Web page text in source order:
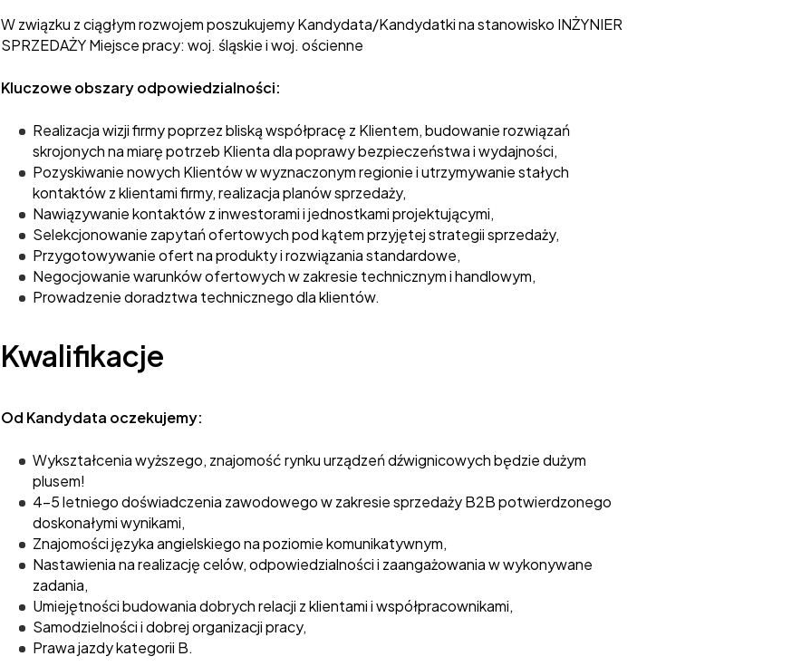
W związku z ciągłym rozwojem poszukujemy Kandydata/Kandydatki na stanowisko INŻYNIER
SPRZEDAŻY Miejsce pracy: woj. śląskie i woj. ościenne
Kluczowe obszary odpowiedzialności:
Realizacja wizji firmy poprzez bliską współpracę z Klientem, budowanie rozwiązań
skrojonych na miarę potrzeb Klienta dla poprawy bezpieczeństwa i wydajności,
Pozyskiwanie nowych Klientów w wyznaczonym regionie i utrzymywanie stałych
kontaktów z klientami firmy, realizacja planów sprzedaży,
Nawiązywanie kontaktów z inwestorami i jednostkami projektującymi,
Selekcjonowanie zapytań ofertowych pod kątem przyjętej strategii sprzedaży,
Przygotowywanie ofert na produkty i rozwiązania standardowe,
Negocjowanie warunków ofertowych w zakresie technicznym i handlowym,
Prowadzenie doradztwa technicznego dla klientów.
Kwalifikacje
Od Kandydata oczekujemy:
Wykształcenia wyższego, znajomość rynku urządzeń dźwignicowych będzie dużym
plusem!
4-5 letniego doświadczenia zawodowego w zakresie sprzedaży B2B potwierdzonego
doskonałymi wynikami,
Znajomości języka angielskiego na poziomie komunikatywnym,
Nastawienia na realizację celów, odpowiedzialności i zaangażowania w wykonywane
zadania,
Umiejętności budowania dobrych relacji z klientami i współpracownikami,
Samodzielności i dobrej organizacji pracy,
Prawa jazdy kategorii B.